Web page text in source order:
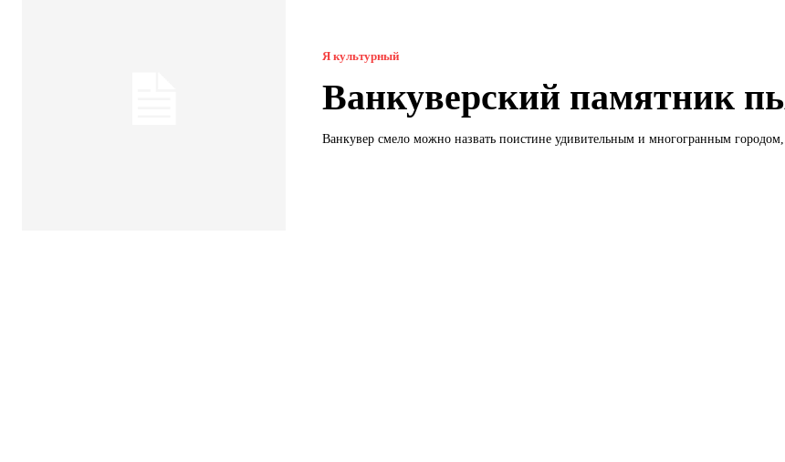
Я культурный
Ванкуверский памятник
Ванкувер смело можно назвать поистине удивительным и многогранным